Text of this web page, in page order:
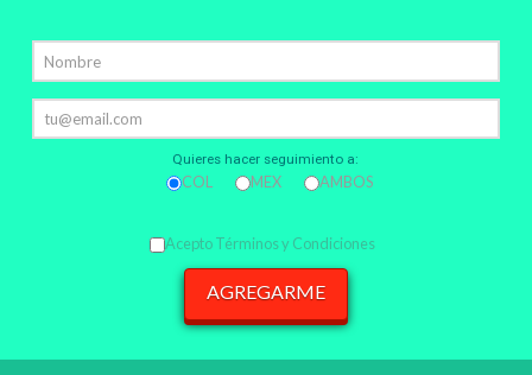
Quieres hacer seguimiento a:
COL MEX AMBOS
Acepto Términos y Condiciones